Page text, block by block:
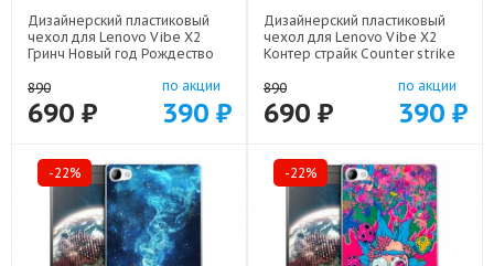
Дизайнерский пластиковый
чехол для Lenovo Vibe X2
Гринч Новый год Рождество
890
690 ₽
по акции
390 ₽
Дизайнерский пластиковый
чехол для Lenovo Vibe X2
Контер страйк Counter strike
890
690 ₽
по акции
390 ₽
-22% -22%